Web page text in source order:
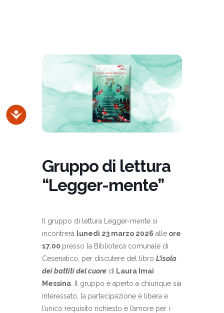
Accessibilità
Gruppo di lettura
“Legger-mente”
Il gruppo di lettura Legger-mente si
incontrerà lunedì 23 marzo 2026 alle ore
17.00 presso la Biblioteca comunale di
Cesenatico, per discutere del libro L’isola
dei battiti del cuore di Laura Imai
Messina . Il gruppo è aperto a chiunque sia
interessato, la partecipazione è libera e
l’unico requisito richiesto è l’amore per i